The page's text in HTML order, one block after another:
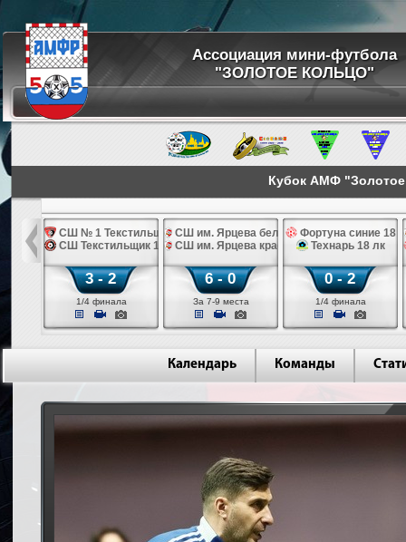
Ассоциация мини-футбола
"ЗОЛОТОЕ КОЛЬЦО"
Кубок АМФ "Золотое
18
белые 18 лк
СШ № 1 Текстильщик красные 18 лк
СШ Текстильщик 18
3 - 2
1/4 финала
СШ им. Ярцева белые 18 лк
СШ им. Ярцева красные 18 лк
6 - 0
За 7-9 места
Фортуна синие 18
Технарь 18 лк
0 - 2
1/4 финала
Календарь Команды